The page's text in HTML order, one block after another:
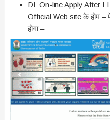
DL On-line Apply After
Official Web site के होम –
होगा –